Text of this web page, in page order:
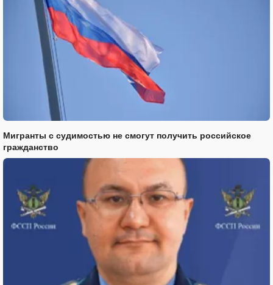
Мигранты с судимостью не смогут получить российское
гражданство